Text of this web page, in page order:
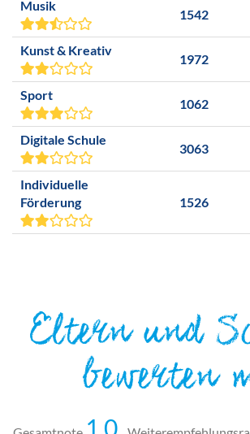
Musik
1542
Kunst & Kreativ
1972
Sport
1062
Digitale Schule
3063
Individuelle
Förderung
1526
Eltern und
bewerten
1,0